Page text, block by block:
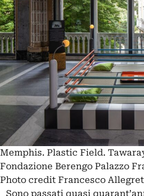
Memphis. Plastic Field.
Fondazione Berengo Palazzo
Photo credit Francesco
Sono passati quasi